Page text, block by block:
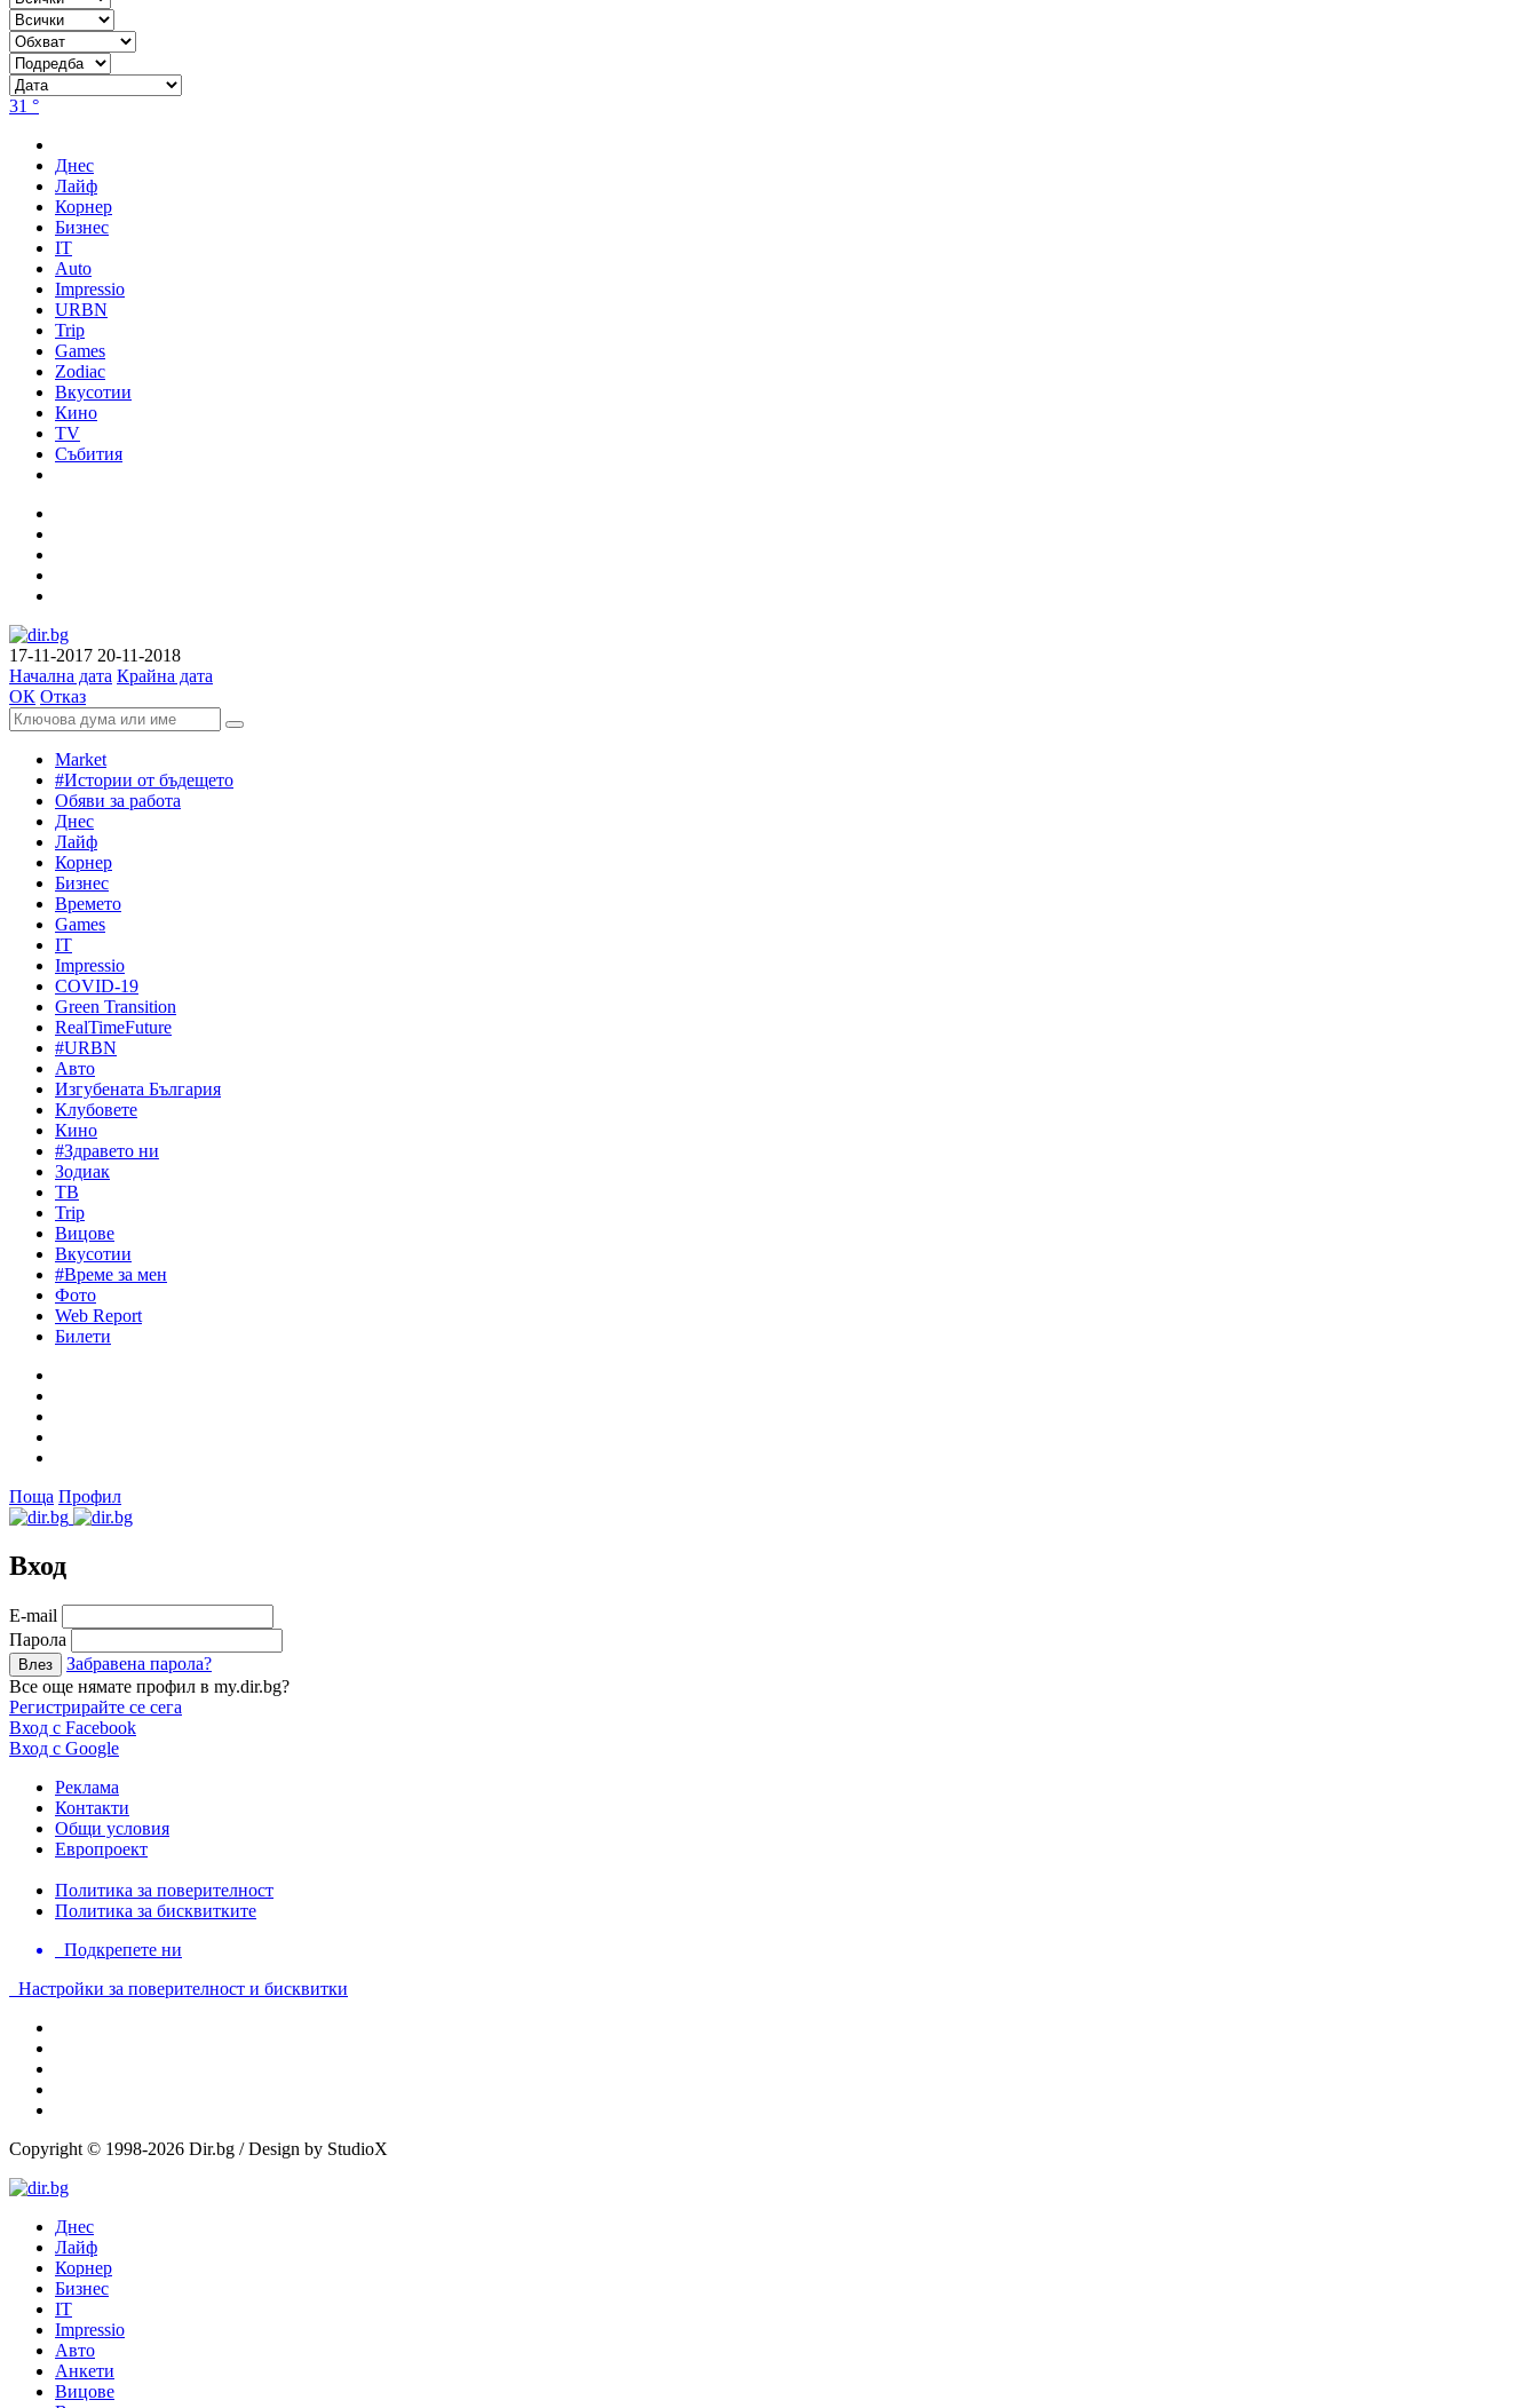
31 °
Днес
Лайф
Корнер
Бизнес
IT
Auto
Impressio
URBN
Trip
Games
Zodiac
Вкусотии
Кино
TV
Събития
17-11-2017 20-11-2018
Начална дата Крайна дата
ОК Отказ
Market
#Истории от бъдещето
Обяви за работа
Днес
Лайф
Корнер
Бизнес
Времето
Games
IT
Impressio
COVID-19
Green Transition
RealTimeFuture
#URBN
Авто
Изгубената България
Клубовете
Кино
#Здравето ни
Зодиак
ТВ
Trip
Вицове
Вкусотии
#Време за мен
Фото
Web Report
Билети
Поща Профил
Вход
Е-mail
Парола
Забравена парола?
Все още нямате профил в my.dir.bg?
Регистрирайте се сега
Вход с Facebook
Вход с Google
Реклама
Контакти
Общи условия
Европроект
Политика за поверителност
Политика за бисквитките
Подкрепете ни
Настройки за поверителност и бисквитки
Copyright © 1998-2026 Dir.bg / Design by StudioX
Днес
Лайф
Корнер
Бизнес
IT
Impressio
Авто
Анкети
Вицове